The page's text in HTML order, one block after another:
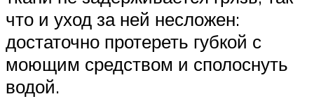
что и уход за ней несложен:
достаточно протереть губкой с
моющим средством и сполоснуть
водой.